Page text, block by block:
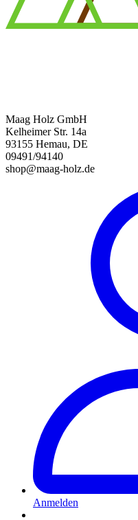
Maag Holz GmbH
Kelheimer Str. 14a
93155 Hemau, DE
09491/94140
shop@maag-holz.de
Anmelden